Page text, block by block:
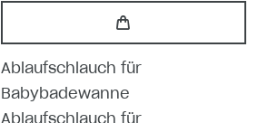
Ablaufschlauch für
Babybadewanne
Ablaufschlauch für